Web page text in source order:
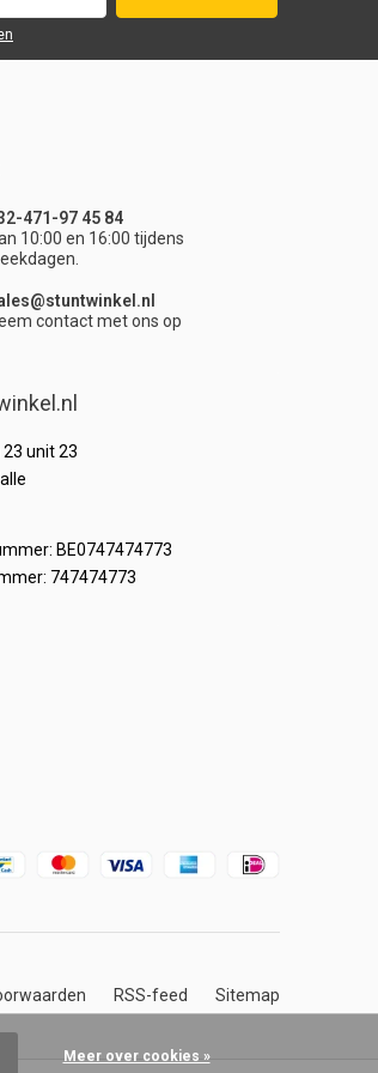
471-97 45 84
10:00 en 16:00 tijdens
contact met ons op
unit 23
BE0747474773
747474773
RSS-feed Sitemap
Meer over cookies »